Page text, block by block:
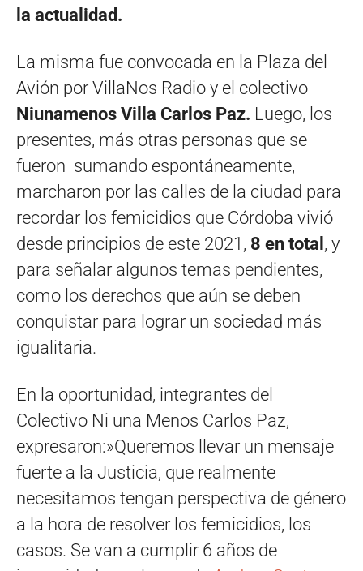
la actualidad.
La misma fue convocada en la Plaza del
Avión por VillaNos Radio y el colectivo
Niunamenos Villa Carlos Paz. Luego, los
presentes, más otras personas que se
fueron sumando espontáneamente,
marcharon por las calles de la ciudad para
recordar los femicidios que Córdoba vivió
desde principios de este 2021, 8 en total , y
para señalar algunos temas pendientes,
como los derechos que aún se deben
conquistar para lograr un sociedad más
igualitaria.
En la oportunidad, integrantes del
Colectivo Ni una Menos Carlos Paz,
expresaron:»Queremos llevar un mensaje
fuerte a la Justicia, que realmente
necesitamos tengan perspectiva de género
a la hora de resolver los femicidios, los
casos. Se van a cumplir 6 años de